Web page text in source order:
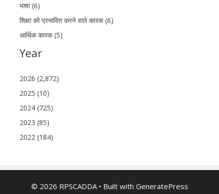
भाषा (6)
शिक्षा को प्रभावित करने वाले कारक (6)
आर्थिक कारक (5)
Year
2026 (2,872)
2025 (10)
2024 (725)
2023 (85)
2022 (184)
© 2026 RPSCADDA• Built with GeneratePress